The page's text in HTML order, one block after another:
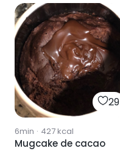
29
6min · 427kcal
Mugcake de cacao